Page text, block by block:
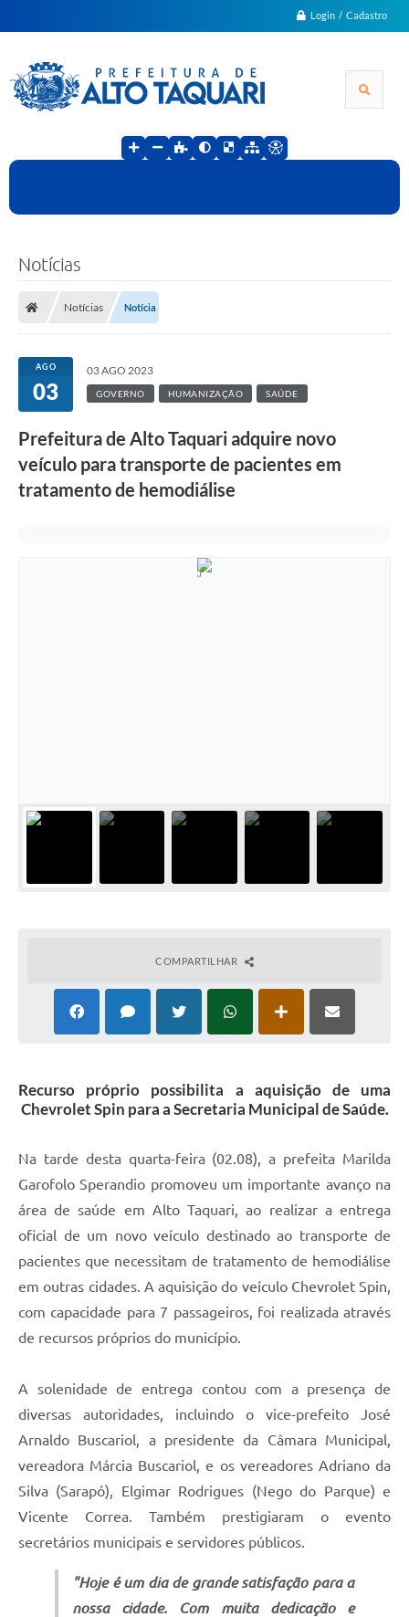
Login / Cadastro
Notícias
Notícias Notícia
AGO
03
03 AGO 2023
GOVERNO HUMANIZAÇÃO SAÚDE
Prefeitura de Alto Taquari adquire novo
veículo para transporte de pacientes em
tratamento de hemodiálise
COMPARTILHAR
Recurso próprio possibilita a aquisição de uma
Chevrolet Spin para a Secretaria Municipal de Saúde.
Na tarde desta quarta-feira (02.08), a prefeita Marilda
Garofolo Sperandio promoveu um importante avanço na
área de saúde em Alto Taquari, ao realizar a entrega
oficial de um novo veículo destinado ao transporte de
pacientes que necessitam de tratamento de hemodiálise
em outras cidades. A aquisição do veículo Chevrolet Spin,
com capacidade para 7 passageiros, foi realizada através
de recursos próprios do município.
A solenidade de entrega contou com a presença de
diversas autoridades, incluindo o vice-prefeito José
Arnaldo Buscariol, a presidente da Câmara Municipal,
vereadora Márcia Buscariol, e os vereadores Adriano da
Silva (Sarapó), Elgimar Rodrigues (Nego do Parque) e
Vicente Correa. Também prestigiaram o evento
secretários municipais e servidores públicos.
"Hoje é um dia de grande satisfação para a
nossa cidade. Com muita dedicação e